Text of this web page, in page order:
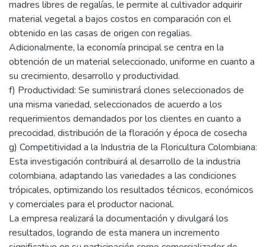
madres libres de regalías, le permite al cultivador adquirir
material vegetal a bajos costos en comparación con el
obtenido en las casas de origen con regalias.
Adicionalmente, la economía principal se centra en la
obtención de un material seleccionado, uniforme en cuanto a
su crecimiento, desarrollo y productividad.
f) Productividad: Se suministrará clones seleccionados de
una misma variedad, seleccionados de acuerdo a los
requerimientos demandados por los clientes en cuanto a
precocidad, distribución de la floración y época de cosecha
g) Competitividad a la Industria de la Floricultura Colombiana:
Esta investigación contribuirá al desarrollo de la industria
colombiana, adaptando las variedades a las condiciones
trópicales, optimizando los resultados técnicos, económicos
y comerciales para el productor nacional.
La empresa realizará la documentación y divulgará los
resultados, logrando de esta manera un incremento